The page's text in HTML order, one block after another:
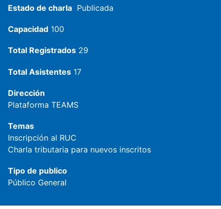
Estado de charla Publicada
Capacidad 100
Total Registrados 29
Total Asistentes 17
Dirección
Plataforma TEAMS
Temas
Inscripción al RUC
Charla tributaria para nuevos inscritos
Tipo de publico
Público General